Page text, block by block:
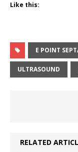
Like this:
E POINT
ULTRASOUND
RELATED